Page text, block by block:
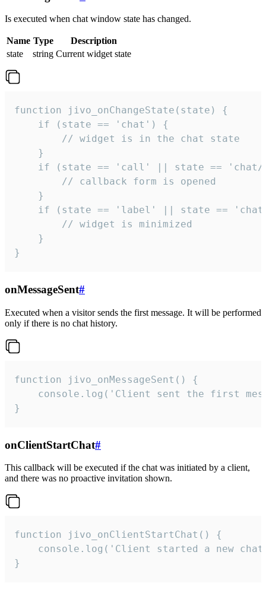
Is executed when chat window state has changed.
Name Type
Description
state
string Current widget state
function jivo_onChangeState(state) {
    if (state == 'chat') {
        // widget is in the chat state
    }
if (state == 'call' || state ==
        // callback form is opened
    }
if (state == 'label' || state ==
        // widget is minimized
    }
}
onMessageSent#
Executed when a visitor sends the first message. It will be performed
only if there is no chat history.
function jivo_onMessageSent() {
console.log('Client sent the first
}
onClientStartChat#
This callback will be executed if the chat was initiated by a client,
and there was no proactive invitation shown.
function jivo_onClientStartChat() {
console.log('Client started a new
}